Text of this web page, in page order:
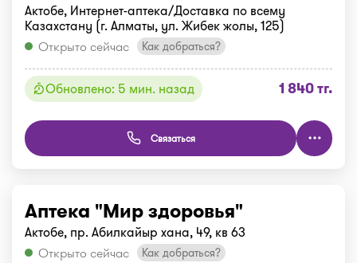
Актобе, Интернет-аптека/Доставка по всему
Казахстану (г. Алматы, ул. Жибек жолы, 125)
Открыто сейчас
Как добраться?
Обновлено: 5 мин. назад 1 840 тг.
Связаться
Аптека "Мир здоровья"
Актобе, пр. Абилкайыр хана, 49, кв 63
Открыто сейчас
Как добраться?